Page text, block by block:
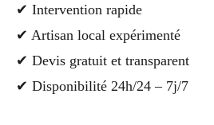
✔ Intervention rapide
✔ Artisan local expérimenté
✔ Devis gratuit et transparent
✔ Disponibilité 24h/24 – 7j/7